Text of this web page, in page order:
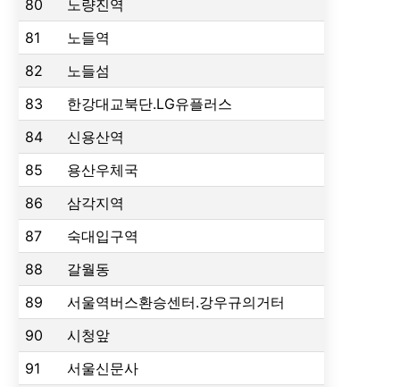
80
노량진역
81
노들역
82
노들섬
83
한강대교북단.LG유플러스
84
신용산역
85
용산우체국
86
삼각지역
87
숙대입구역
88
갈월동
89
서울역버스환승센터.강우규의거터
90
시청앞
91
서울신문사